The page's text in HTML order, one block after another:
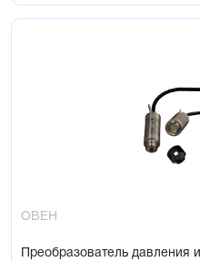
ОВЕН
Преобразователь